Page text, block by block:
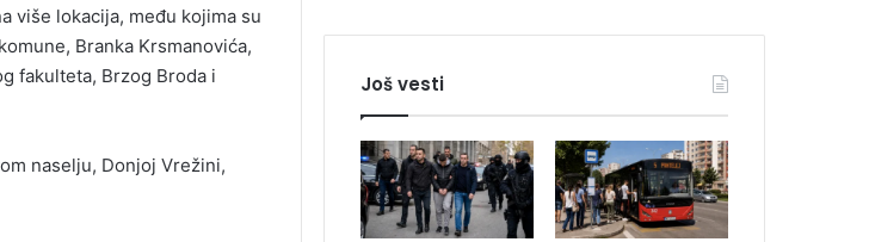
više lokacija, među kojima su
Branka Krsmanovića,
fakulteta, Brzog Broda i
naselju, Donjoj Vrežini,
Još vesti